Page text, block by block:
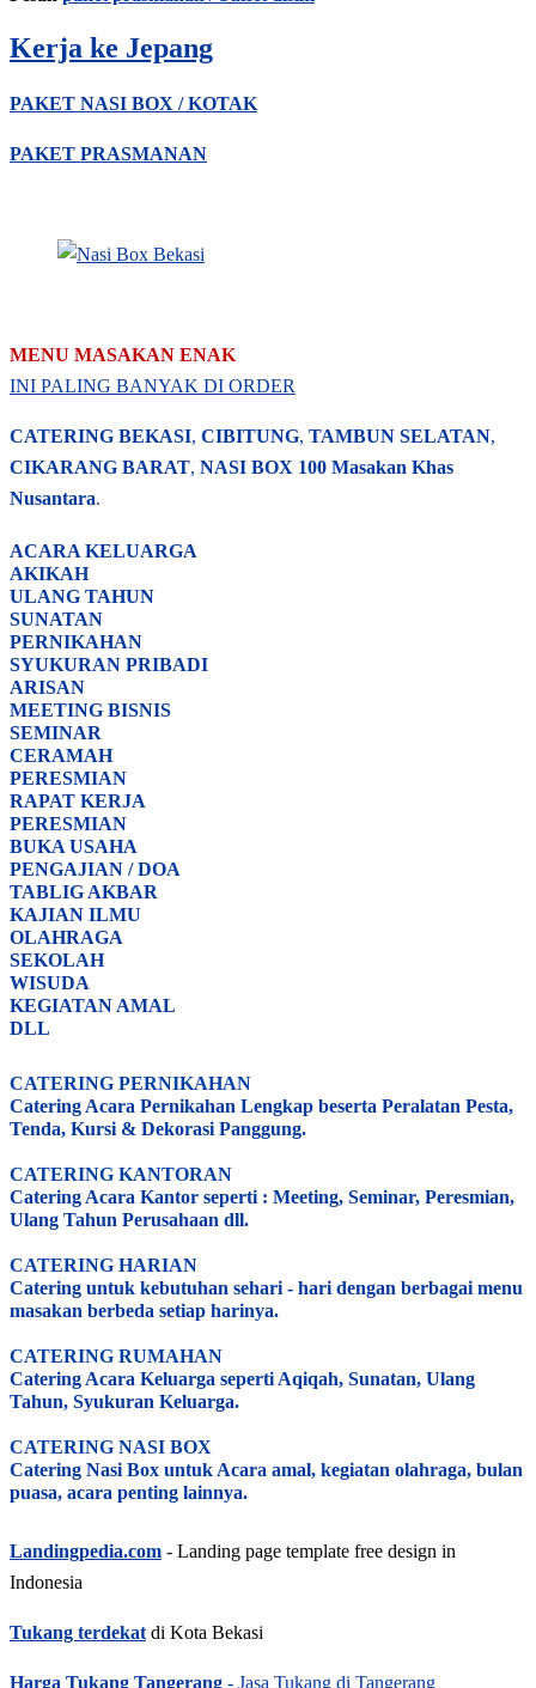
Kerja ke Jepang
PAKET NASI BOX / KOTAK
PAKET PRASMANAN
MENU MASAKAN ENAK
INI PALING BANYAK DI ORDER
CATERING BEKASI, CIBITUNG, TAMBUN SELATAN,
CIKARANG BARAT, NASI BOX 100 Masakan Khas
Nusantara.
ACARA KELUARGA
AKIKAH
ULANG TAHUN
SUNATAN
PERNIKAHAN
SYUKURAN PRIBADI
ARISAN
MEETING BISNIS
SEMINAR
CERAMAH
PERESMIAN
RAPAT KERJA
PERESMIAN
BUKA USAHA
PENGAJIAN / DOA
TABLIG AKBAR
KAJIAN ILMU
OLAHRAGA
SEKOLAH
WISUDA
KEGIATAN AMAL
DLL
CATERING PERNIKAHAN
Catering Acara Pernikahan Lengkap beserta Peralatan Pesta,
Tenda, Kursi & Dekorasi Panggung.
CATERING KANTORAN
Catering Acara Kantor seperti : Meeting, Seminar, Peresmian,
Ulang Tahun Perusahaan dll.
CATERING HARIAN
Catering untuk kebutuhan sehari - hari dengan berbagai menu
masakan berbeda setiap harinya.
CATERING RUMAHAN
Catering Acara Keluarga seperti Aqiqah, Sunatan, Ulang
Tahun, Syukuran Keluarga.
CATERING NASI BOX
Catering Nasi Box untuk Acara amal, kegiatan olahraga, bulan
puasa, acara penting lainnya.
Landingpedia.com - Landing page template free design in
Indonesia
Tukang terdekat di Kota Bekasi
Harga Tukang Tangerang - Jasa Tukang di Tangerang